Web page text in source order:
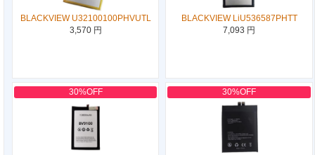
BLACKVIEW U32100100PHVUTL
3,570 円
BLACKVIEW LiU536587PHTT
7,093 円
30%OFF 30%OFF